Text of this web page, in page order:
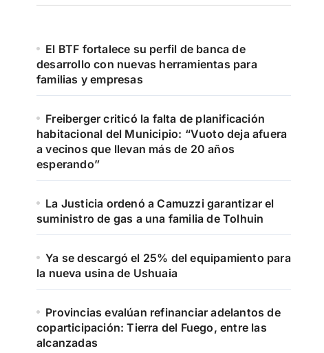
El BTF fortalece su perfil de banca de
desarrollo con nuevas herramientas para
familias y empresas
Freiberger criticó la falta de planificación
habitacional del Municipio: “Vuoto deja afuera
a vecinos que llevan más de 20 años
esperando”
La Justicia ordenó a Camuzzi garantizar el
suministro de gas a una familia de Tolhuin
Ya se descargó el 25% del equipamiento para
la nueva usina de Ushuaia
Provincias evalúan refinanciar adelantos de
coparticipación: Tierra del Fuego, entre las
alcanzadas